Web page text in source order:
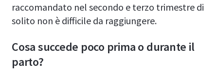
raccomandato nel secondo e terzo trimestre di
solito non è difficile da raggiungere.
Cosa succede poco prima o durante il
parto?